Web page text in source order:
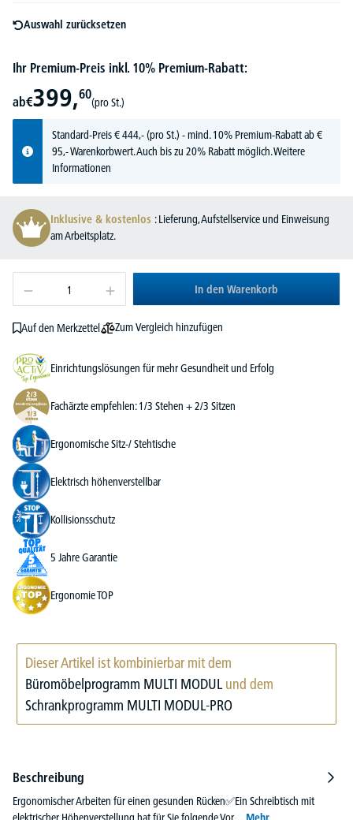
Auswahl zurücksetzen
Ihr Premium-Preis inkl. 10% Premium-Rabatt:
ab€399,60
(pro St.)
Standard-Preis€444,-(pro St.) - mind. 10% Premium-Rabatt ab €
95,- Warenkorbwert. Auch bis zu 20% Rabatt möglich.Weitere
Informationen
Inklusive & kostenlos : Lieferung, Aufstellservice und Einweisung
am Arbeitsplatz.
In den Warenkorb
Auf den Merkzettel Zum Vergleich hinzufügen
Einrichtungslösungen für mehr Gesundheit und Erfolg
Fachärzte empfehlen: 1/3 Stehen + 2/3 Sitzen
Ergonomische Sitz-/ Stehtische
Elektrisch höhenverstellbar
Kollisionsschutz
5 Jahre Garantie
Ergonomie TOP
Dieser Artikel ist kombinierbar mit dem
Büromöbelprogramm MULTI MODULund dem
Schrankprogramm MULTI MODUL-PRO
Beschreibung
Ergonomischer Arbeiten für einen gesunden Rücken✅Ein Schreibtisch mit